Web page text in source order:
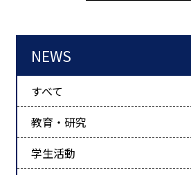
NEWS
すべて
教育・研究
学生活動